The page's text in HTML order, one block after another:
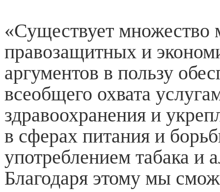
«Существует множество
правозащитных и
аргументов в пользу
всеобщего охвата
здравоохранения и
в сферах питания и
употреблением табака и
Благодаря этому мы